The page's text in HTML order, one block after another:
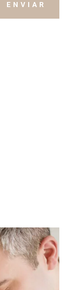
ENVIAR